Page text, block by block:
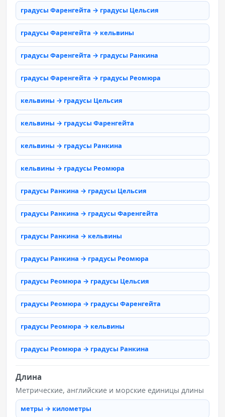
градусы Фаренгейта → градусы Цельсия
градусы Фаренгейта → кельвины
градусы Фаренгейта → градусы Ранкина
градусы Фаренгейта → градусы Реомюра
кельвины → градусы Цельсия
кельвины → градусы Фаренгейта
кельвины → градусы Ранкина
кельвины → градусы Реомюра
градусы Ранкина → градусы Цельсия
градусы Ранкина → градусы Фаренгейта
градусы Ранкина → кельвины
градусы Ранкина → градусы Реомюра
градусы Реомюра → градусы Цельсия
градусы Реомюра → градусы Фаренгейта
градусы Реомюра → кельвины
градусы Реомюра → градусы Ранкина
Длина
Метрические, английские и морские единицы длины
метры → километры